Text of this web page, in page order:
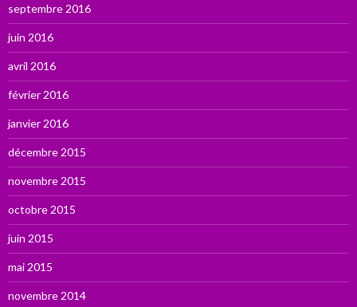
septembre 2016
juin 2016
avril 2016
février 2016
janvier 2016
décembre 2015
novembre 2015
octobre 2015
juin 2015
mai 2015
novembre 2014